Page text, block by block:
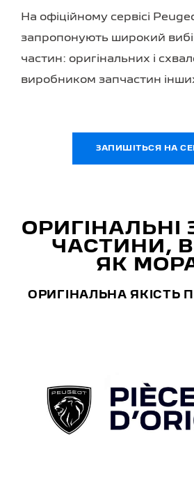
На офіційному сервісі
запропонують широкий
частин: оригінальних і
виробником запчастин
ЗАПИШІТЬСЯ НА
ОРИГІНАЛЬНІ
ЧАСТИНИ,
ЯК
ОРИГІНАЛЬНА ЯКІСТЬ